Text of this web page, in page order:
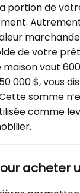
portion de
de votre
vaut
000 $, vous
somme
comme
acheter